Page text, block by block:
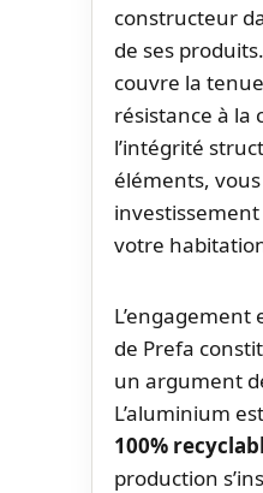
constructeur
de ses
couvre la
résistance à la
l’intégrité
éléments,
votre
de Prefa
un argument
L’aluminium
100%
production